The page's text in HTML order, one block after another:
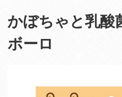
アカウント
カート
かぼちゃと乳酸
ボーロ